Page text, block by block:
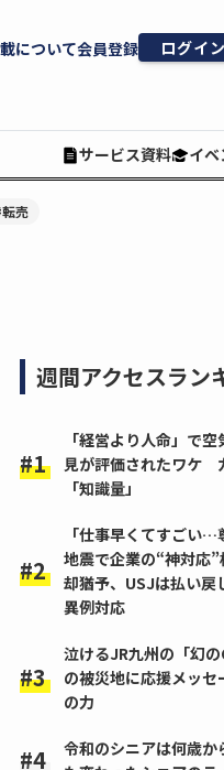
について会員登録 ログイン
サービス資料 イ
売
週間アクセスラン
「経営より人命」で
見が評価されたワケ
「知識量」
「仕事早くてすごい
地震で企業の“神対応
却猶予、USJは払い
異例対応
泣けるJR九州の「幻
の被災地に応援メッセ
の力
令和のシニアは何歳